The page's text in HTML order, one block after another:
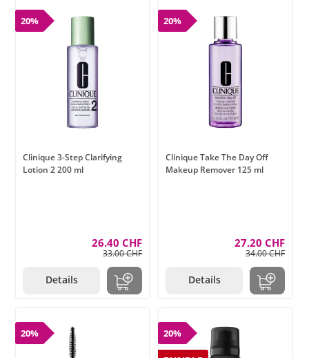
20%
Clinique 3-Step Clarifying
Lotion 2 200 ml
26.40 CHF
33.00 CHF
Details
20%
Clinique Take The Day Off
Makeup Remover 125 ml
27.20 CHF
34.00 CHF
Details
20% 20%